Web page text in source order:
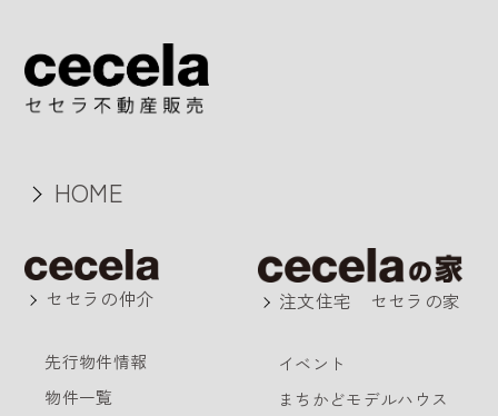
HOME
セセラの仲介
先行物件情報
物件一覧
注文住宅 セセラの家
イベント
まちかどモデルハウス